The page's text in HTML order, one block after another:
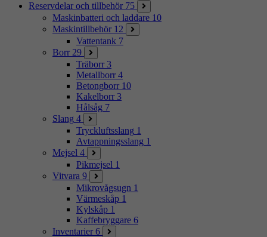
Reservdelar och tillbehör 75
Maskinbatteri och laddare 10
Maskintillbehör 12
Vattentank 7
Borr 29
Träborr 3
Metallborr 4
Betongborr 10
Kakelborr 3
Hålsåg 7
Slang 4
Tryckluftsslang 1
Avtappningsslang 1
Mejsel 4
Pikmejsel 1
Vitvara 9
Mikrovågsugn 1
Värmeskåp 1
Kylskåp 1
Kaffebryggare 6
Inventarier 6